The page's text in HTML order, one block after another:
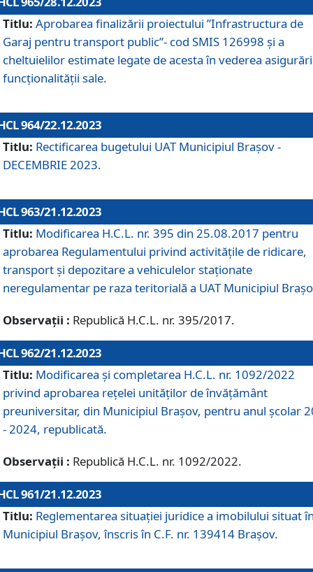
Titlu: Aprobarea finalizării proiectului ”Infrastructura de
Garaj pentru transport public”- cod SMIS 126998 și a
cheltuielilor estimate legate de acesta în vederea
funcționalității sale.
964/22.12.2023
Titlu: Rectificarea bugetului UAT Municipiul Braşov -
DECEMBRIE 2023.
963/21.12.2023
Titlu: Modificarea H.C.L. nr. 395 din 25.08.2017 pentru
aprobarea Regulamentului privind activitățile de ridicare,
transport şi depozitare a vehiculelor staționate
neregulamentar pe raza teritorială a UAT Municipiul
Observații : Republică H.C.L. nr. 395/2017.
962/21.12.2023
Titlu: Modificarea și completarea H.C.L. nr. 1092/2022
privind aprobarea rețelei unităților de învăţământ
preuniversitar, din Municipiul Braşov, pentru anul școlar
- 2024, republicată.
Observații : Republică H.C.L. nr. 1092/2022.
961/21.12.2023
Titlu: Reglementarea situației juridice a imobilului situat
Municipiul Brașov, înscris în C.F. nr. 139414 Brașov.